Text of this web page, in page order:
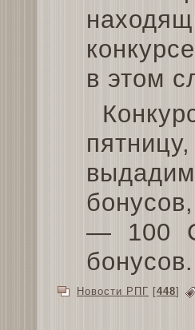
в этом
— 100
бонусов.
Новости РПГ [448]